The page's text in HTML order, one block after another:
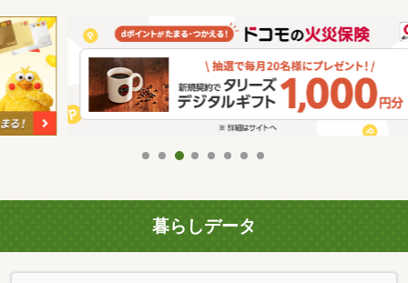
暮らしデータ